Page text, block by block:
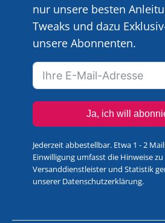
nur unsere besten
Tweaks und dazu
unsere Abonnenten.
Ja, ich will
Jederzeit abbestellbar. Etwa 1 - 2
Einwilligung umfasst die Hinweise
Versanddienstleister und Statistik
unserer Datenschutzerklärung.